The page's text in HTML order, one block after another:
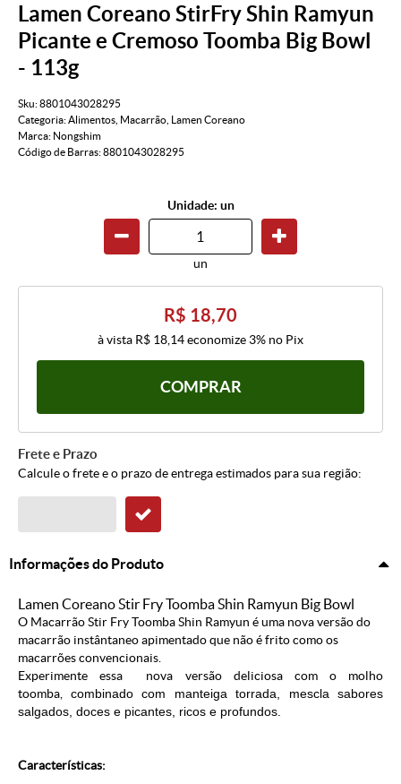
Lamen Coreano StirFry Shin Ramyun
Picante e Cremoso Toomba Big Bowl
- 113g
Sku:8801043028295
Categoria:Alimentos Macarrão
Lamen Coreano
Marca: Nongshim
Código de Barras:8801043028295
Unidade: un
un
R$ 18,70
à vista R$ 18,14economize 3% no Pix
COMPRAR
Frete e Prazo
Calcule o frete e o prazo de entrega estimados para sua região:
Informações do Produto
Lamen Coreano Stir Fry Toomba Shin Ramyun Big Bowl
O Macarrão Stir Fry Toomba Shin Ramyun é uma nova versão do
macarrão instântaneo apimentado que não é frito como os
macarrões convencionais.
Experimente essa nova versão deliciosa com o molho
toomba, combinado com manteiga torrada, mescla sabores
salgados, doces e picantes, ricos e profundos.
Características: